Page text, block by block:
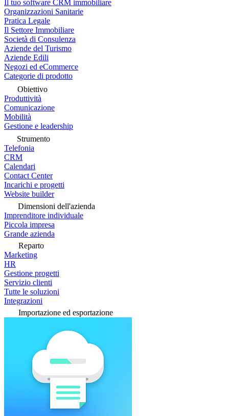
Il tuo software CRM immobiliare
Organizzazioni Sanitarie
Pratica Legale
Il Settore Immobiliare
Società di Consulenza
Aziende del Turismo
Aziende Edili
Negozi ed eCommerce
Categorie di prodotto
Obiettivo
Produttività
Comunicazione
Mobilità
Gestione e leadership
Strumento
Telefonia
CRM
Calendari
Contact Center
Incarichi e progetti
Website builder
Dimensioni dell'azienda
Imprenditore individuale
Piccola impresa
Grande azienda
Reparto
Marketing
HR
Gestione progetti
Servizio clienti
Tutte le soluzioni
Integrazioni
Importazione ed esportazione